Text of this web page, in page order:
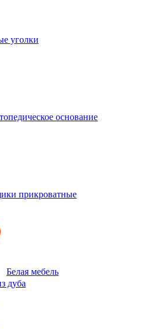
уголки
основание
прикроватные
Белая мебель
дуба